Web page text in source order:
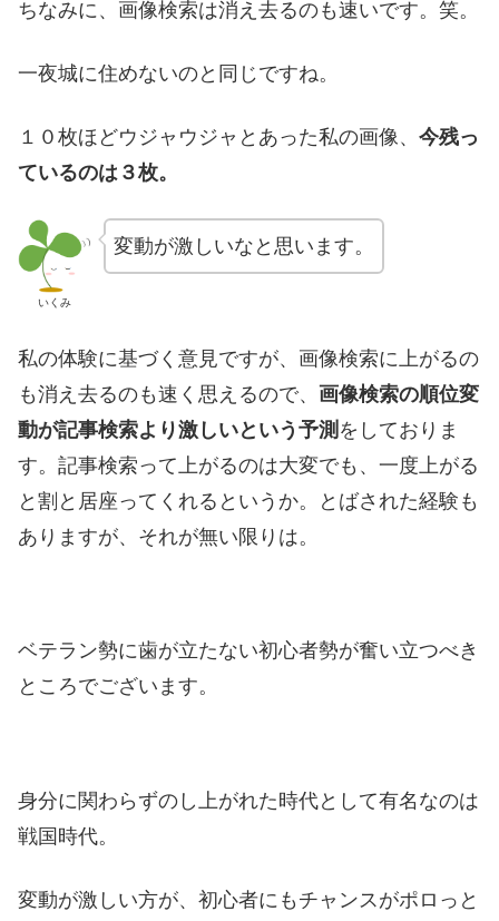
ちなみに、画像検索は消え去るのも速いです。笑。
一夜城に住めないのと同じですね。
１０枚ほどウジャウジャとあった私の画像、 今残っ
ているのは３枚。
いくみ
変動が激しいなと思います。
私の体験に基づく意見ですが、画像検索に上がるの
も消え去るのも速く思えるので、 画像検索の順位変
動が記事検索より激しいという予測 をしておりま
す。記事検索って上がるのは大変でも、一度上がる
と割と居座ってくれるというか。とばされた経験も
ありますが、それが無い限りは。
ベテラン勢に歯が立たない初心者勢が奮い立つべき
ところでございます。
身分に関わらずのし上がれた時代として有名なのは
戦国時代。
変動が激しい方が、初心者にもチャンスがポロっと